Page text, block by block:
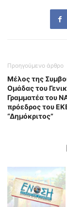
Προηγούμενο άρθρο
Μέλος της
Ομάδας του
Γραμματέα του
πρόεδρος του
“Δημόκριτος”